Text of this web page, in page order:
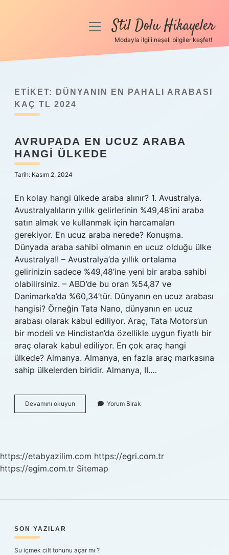
Anasayfa
Yasal Uyarı
menüyüStil Dolu Hikayeler
Modayla ilgili neşeli bilgiler keşfet!
ETIKET:
DÜNYANIN EN PAHALI ARABASI
KAÇ TL 2024
AVRUPADA EN UCUZ ARABA
HANGI ÜLKEDE
Tarih: Kasım 2, 2024
En kolay hangi ülkede araba alınır? 1. Avustralya.
Avustralyalıların yıllık gelirlerinin %49,48’ini araba
satın almak ve kullanmak için harcamaları
gerekiyor. En ucuz araba nerede? Konuşma.
Dünyada araba sahibi olmanın en ucuz olduğu ülke
Avustralya!! – Avustralya’da yıllık ortalama
gelirinizin sadece %49,48’ine yeni bir araba sahibi
olabilirsiniz. – ABD’de bu oran %54,87 ve
Danimarka’da %60,34’tür. Dünyanın en ucuz arabası
hangisi? Örneğin Tata Nano, dünyanın en ucuz
arabası olarak kabul ediliyor. Araç, Tata Motors’un
bir modeli ve Hindistan’da özellikle uygun fiyatlı bir
araç olarak kabul ediliyor. En çok araç hangi
ülkede? Almanya. Almanya, en fazla araç markasına
sahip ülkelerden biridir. Almanya, II.…
Devamını okuyun Avrupada
En
Yorum Bırak
https://etabyazilim.com https://egri.com.tr
https://egim.com.tr Sitemap
SIDEBAR
SON YAZILAR
Su içmek cilt tonunu açar mı ?